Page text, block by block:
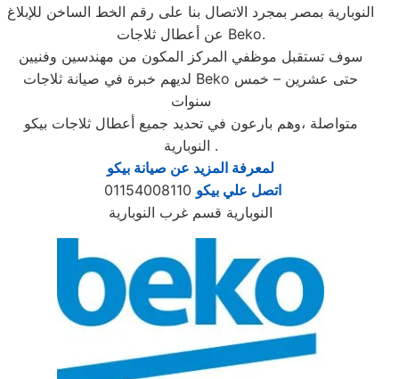
النوبارية بمصر بمجرد الاتصال بنا على رقم الخط الساخن للإبلاغ
عن أعطال ثلاجات Beko.
سوف تستقبل موظفي المركز المكون من مهندسين وفنيين
لديهم خبرة في صيانة ثلاجات Beko حتى عشرين – خمس
سنوات
متواصلة ،وهم بارعون في تحديد جميع أعطال ثلاجات بيكو
النوبارية .
لمعرفة المزيد عن صيانة بيكو
اتصل علي بيكو
النوبارية قسم غرب النوبارية